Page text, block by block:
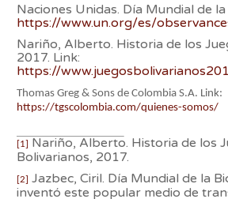
Naciones Unidas. Día Mundial de la
https://www.un.org/es/
Nariño, Alberto. Historia de los
2017. Link:
https://
Thomas Greg & Sons de Colombia S.A. Link:
https://tgscolombia.com/quienes-somos/
[1] Nariño, Alberto. Historia de los
Bolivarianos, 2017.
[2] Jazbec, Ciril. Día Mundial de la
inventó este popular medio de